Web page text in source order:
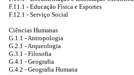
F.11.1 - Educação Física e Esportes
F.12.1 - Serviço Social
Ciências Humanas
G.1.1 - Antropologia
G.2.1 - Arqueologia
G.3.1 - Filosofia
G.4.1 - Geografia
G.4.2 - Geografia Humana